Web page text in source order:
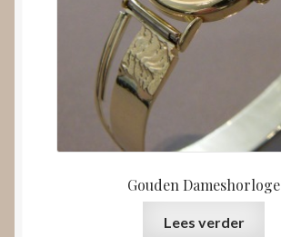
Gouden Dameshorloge
Lees verder